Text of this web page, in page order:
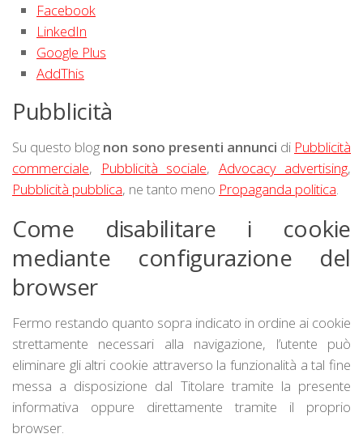
Facebook
LinkedIn
Google Plus
AddThis
Pubblicità
Su questo blog non sono presenti annunci di Pubblicità
commerciale, Pubblicità sociale, Advocacy advertising,
Pubblicità pubblica, ne tanto meno Propaganda politica.
Come disabilitare i cookie
mediante configurazione del
browser
Fermo restando quanto sopra indicato in ordine ai cookie
strettamente necessari alla navigazione, l’utente può
eliminare gli altri cookie attraverso la funzionalità a tal fine
messa a disposizione dal Titolare tramite la presente
informativa oppure direttamente tramite il proprio
browser.